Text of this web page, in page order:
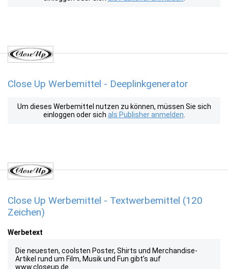
Close Up Werbemittel - Deeplinkgenerator
Um dieses Werbemittel nutzen zu können, müssen Sie sich
einloggen oder sich als Publisher anmelden
Close Up Werbemittel - Textwerbemittel (120
Zeichen)
Werbetext
Die neuesten, coolsten Poster, Shirts und Merchandise-
Artikel rund um Film, Musik und Fun gibt’s auf
www.closeup.de.